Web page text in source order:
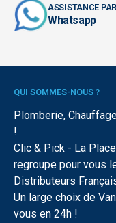
ASSISTANCE
Whatsapp
QUI SOMMES-NOUS ?
Plomberie,
!
Clic & Pick - La
regroupe pour vous
Distributeurs
Un large choix de
vous en 24h !